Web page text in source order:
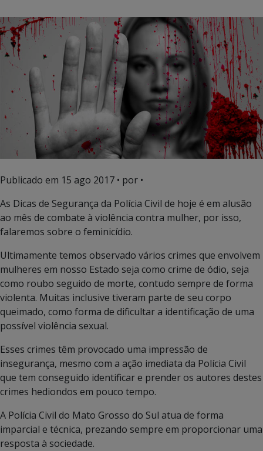
Publicado em 15 ago 2017 • por •
As Dicas de Segurança da Polícia Civil de hoje é em alusão
ao mês de combate à violência contra mulher, por isso,
falaremos sobre o feminicídio.
Ultimamente temos observado vários crimes que envolvem
mulheres em nosso Estado seja como crime de ódio, seja
como roubo seguido de morte, contudo sempre de forma
violenta. Muitas inclusive tiveram parte de seu corpo
queimado, como forma de dificultar a identificação de uma
possível violência sexual.
Esses crimes têm provocado uma impressão de
insegurança, mesmo com a ação imediata da Polícia Civil
que tem conseguido identificar e prender os autores destes
crimes hediondos em pouco tempo.
A Polícia Civil do Mato Grosso do Sul atua de forma
imparcial e técnica, prezando sempre em proporcionar uma
resposta à sociedade.